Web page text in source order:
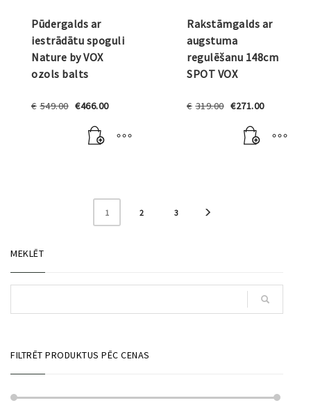
Pūdergalds ar
iestrādātu spoguli
Nature by VOX
ozols balts
€ 549.00 Original
was:
€549.00.
€466.00Current
€466.00.
Rakstāmgalds ar
augstuma
regulēšanu 148cm
SPOT VOX
€ 319.00 Original
was:
€319.00.
€271.00Current
€271.00.
1 2 3
MEKLĒT
FILTRĒT PRODUKTUS PĒC CENAS